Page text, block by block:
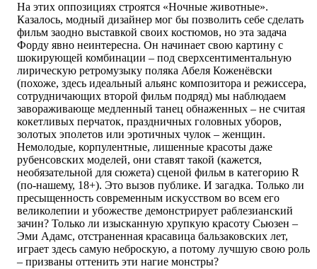
На этих оппозициях строятся «Ночные животные».
Казалось, модный дизайнер мог бы позволить себе сделать
фильм заодно выставкой своих костюмов, но эта задача
Форду явно неинтересна. Он начинает свою картину с
шокирующей комбинации – под сверхсентиментальную
лирическую ретромузыку поляка Абеля Коженёвски
(похоже, здесь идеальный альянс композитора и режиссера,
сотрудничающих второй фильм подряд) мы наблюдаем
завораживающе медленный танец обнаженных – не считая
кокетливых перчаток, праздничных головных уборов,
золотых эполетов или эротичных чулок – женщин.
Немолодые, корпулентные, лишенные красоты даже
рубенсовских моделей, они ставят такой (кажется,
необязательной для сюжета) сценой фильм в категорию R
(по-нашему, 18+). Это вызов публике. И загадка. Только ли
пресыщенность современным искусством во всем его
великолепии и убожестве демонстрирует раблезианский
зачин? Только ли изысканную хрупкую красоту Сьюзен –
Эми Адамс, отстраненная красавица бальзаковских лет,
играет здесь самую неброскую, а потому лучшую свою роль
– призваны оттенить эти нагие монстры?